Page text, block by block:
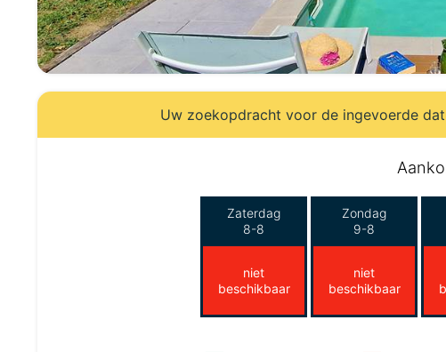
Uw zoekopdracht voor de ingevoerde
Zaterdag
8-8
niet
beschikbaar
Zondag
9-8
niet
beschikbaar